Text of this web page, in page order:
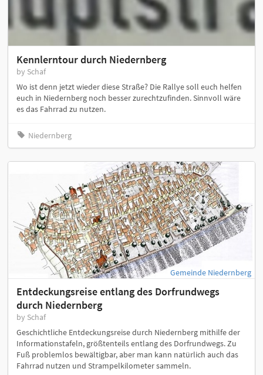
Kennlerntour durch Niedernberg
by Schaf
Wo ist denn jetzt wieder diese Straße? Die Rallye soll euch helfen
euch in Niedernberg noch besser zurechtzufinden. Sinnvoll wäre
es das Fahrrad zu nutzen.
Niedernberg
Gemeinde Niedernberg
Entdeckungsreise entlang des Dorfrundwegs
durch Niedernberg
by Schaf
Geschichtliche Entdeckungsreise durch Niedernberg mithilfe der
Informationstafeln, größtenteils entlang des Dorfrundwegs. Zu
Fuß problemlos bewältigbar, aber man kann natürlich auch das
Fahrrad nutzen und Strampelkilometer sammeln.